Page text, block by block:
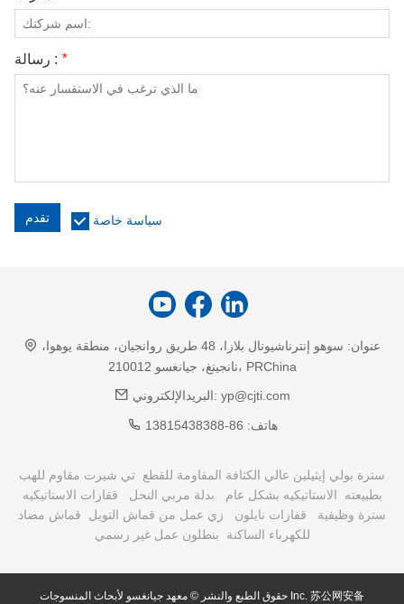
رسالة : *
تقدم سياسة خاصة
عنوان:
سوهو إنترناشيونال بلازا، 48 طريق روانجيان، منطقة يوهوا،
نانجينغ، جيانغسو 210012، PRChina
البريدالإلكتروني: yp@cjti.com
هاتف: 86-13815438388
سترة بولي إيثيلين عالي الكثافة المقاومة للقطع تي شيرت مقاوم للهب
بطبيعته
الاستاتيكيه بشكل عام بدلة مربي النحل
قفازات الاستاتيكيه
سترة وظيفية
قفازات نايلون زي عمل من قماش التويل
قماش مضاد
للكهرباء الساكنة
بنطلون عمل غير رسمي
حقوق الطبع والنشر © معهد جيانغسو لأبحاث المنسوجات Inc. 苏公网安备